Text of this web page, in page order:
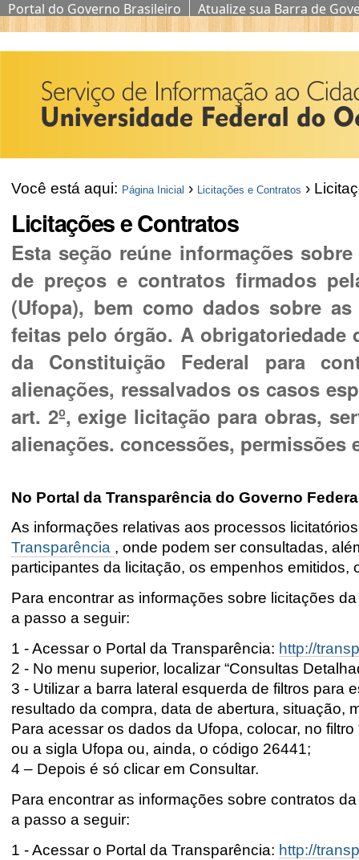
Portal do Governo Brasileiro Atualize sua Barra de
conteúdo.
para
a
navegação
Você está aqui: Página Inicial › Licitações e Contratos ›
Licitações e Contratos
Esta seção reúne informações
de preços e contratos firmados
(Ufopa), bem como dados sobre
feitas pelo órgão. A obrigatoriedade
da Constituição Federal para
alienações, ressalvados os casos
art. 2º, exige licitação para obras,
alienações. concessões, permissões
No Portal da Transparência do Governo
As informações relativas aos processos licitatórios
Transparência , onde podem ser consultadas,
participantes da licitação, os empenhos
Para encontrar as informações sobre licitações
a passo a seguir:
1 - Acessar o Portal da Transparência: http://
2 - No menu superior, localizar “Consultas
3 - Utilizar a barra lateral esquerda de filtros para
resultado da compra, data de abertura, situação,
Para acessar os dados da Ufopa, colocar, no
ou a sigla Ufopa ou, ainda, o código 26441;
4 – Depois é só clicar em Consultar.
Para encontrar as informações sobre contratos
a passo a seguir:
1 - Acessar o Portal da Transparência: http://